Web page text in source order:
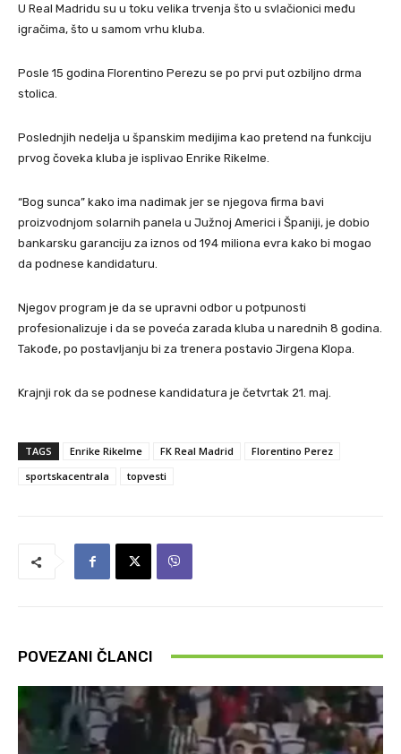
U Real Madridu su u toku velika trvenja što u svlačionici među
igračima, što u samom vrhu kluba.
Posle 15 godina Florentino Perezu se po prvi put ozbiljno drma
stolica.
Poslednjih nedelja u španskim medijima kao pretend na funkciju
prvog čoveka kluba je isplivao Enrike Rikelme.
“Bog sunca” kako ima nadimak jer se njegova firma bavi
proizvodnjom solarnih panela u Južnoj Americi i Španiji, je dobio
bankarsku garanciju za iznos od 194 miliona evra kako bi mogao
da podnese kandidaturu.
Njegov program je da se upravni odbor u potpunosti
profesionalizuje i da se poveća zarada kluba u narednih 8 godina.
Takođe, po postavljanju bi za trenera postavio Jirgena Klopa.
Krajnji rok da se podnese kandidatura je četvrtak 21. maj.
TAGS Enrike Rikelme FK Real Madrid
Florentino Perez
sportskacentrala
topvesti
POVEZANI ČLANCI